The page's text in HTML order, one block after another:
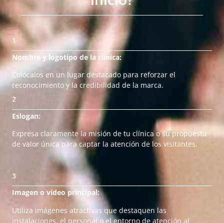
1
Nombre y logotipo de la clínica:
Colócalos en un lugar destacado para reforzar el
reconocimiento y la credibilidad de la marca.
2
Eslogan:
Expresa claramente la misión de tu clínica o su propuesta
de valor única para captar la atención de los visitantes.
3
Imagen o vídeo principal:
Utiliza imágenes atractivas que destaquen las
instalaciones, el personal o el entorno de atención al